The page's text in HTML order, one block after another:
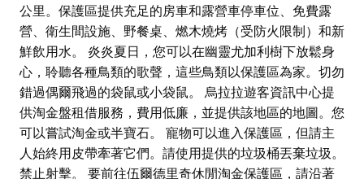
公里。保護區提供充足的房車和露營車停車位、免費露
營、衛生間設施、野餐桌、燃木燒烤（受防火限制）和新
鮮飲用水。 炎炎夏日，您可以在幽靈尤加利樹下放鬆身
心，聆聽各種鳥類的歌聲，這些鳥類以保護區為家。切勿
錯過偶爾飛過的袋鼠或小袋鼠。 烏拉拉遊客資訊中心提
供淘金盤租借服務，費用低廉，並提供該地區的地圖。您
可以嘗試淘金或半寶石。 寵物可以進入保護區，但請主
人始終用皮帶牽著它們。請使用提供的垃圾桶丟棄垃圾。
禁止射擊。 要前往伍爾德里奇休閒淘金保護區，請沿著